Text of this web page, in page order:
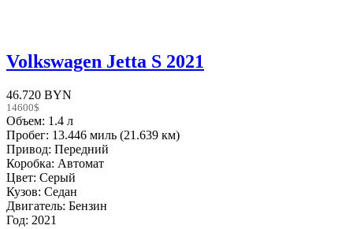
Volkswagen Jetta S 2021
46.720 BYN
14600$
Объем: 1.4 л
Пробег: 13.446 миль (21.639 км)
Привод: Передний
Коробка: Автомат
Цвет: Серый
Кузов: Седан
Двигатель: Бензин
Год: 2021